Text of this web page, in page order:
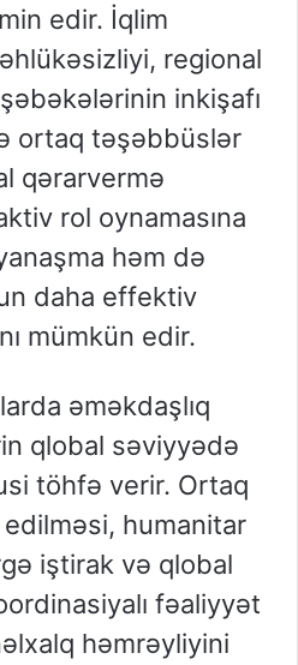
edir. İqlim
regional
inkişafı
ortaq təşəbbüslər
qərarvermə
rol oynamasına
həm də
daha effektiv
mümkün edir.
əməkdaşlıq
qlobal səviyyədə
töhfə verir. Ortaq
humanitar
iştirak və qlobal
fəaliyyət
həmrəyliyini